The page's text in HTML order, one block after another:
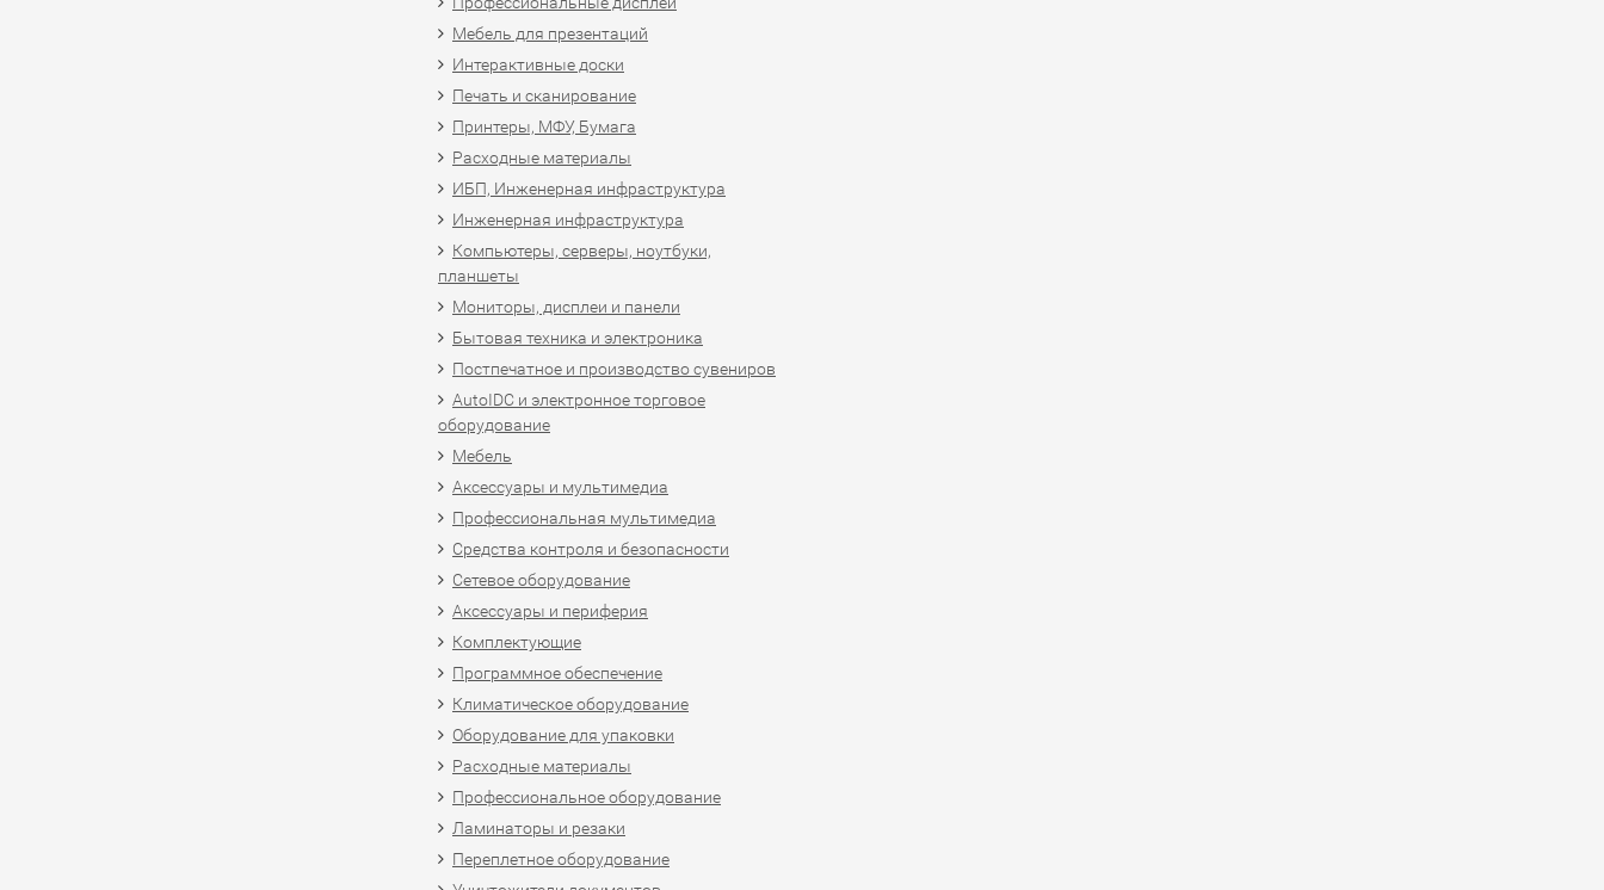
Мебель для презентаций
Интерактивные доски
Печать и сканирование
Принтеры, МФУ, Бумага
Расходные материалы
ИБП, Инженерная инфраструктура
Инженерная инфраструктура
Компьютеры, серверы, ноутбуки,
планшеты
Мониторы, дисплеи и панели
Бытовая техника и электроника
Постпечатное и производство сувениров
AutoIDC и электронное торговое
оборудование
Мебель
Аксессуары и мультимедиа
Профессиональная мультимедиа
Средства контроля и безопасности
Сетевое оборудование
Аксессуары и периферия
Комплектующие
Программное обеспечение
Климатическое оборудование
Оборудование для упаковки
Расходные материалы
Профессиональное оборудование
Ламинаторы и резаки
Переплетное оборудование